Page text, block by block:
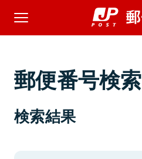
郵便番号検索
検索結果